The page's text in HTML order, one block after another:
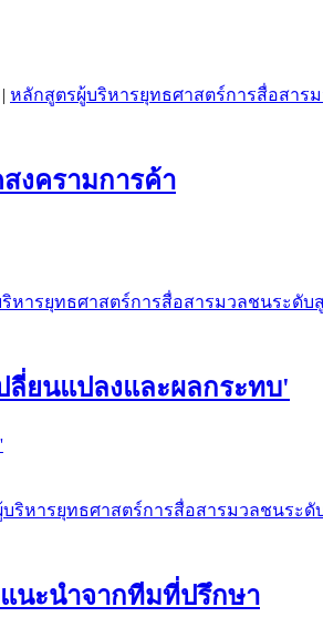
| หลักสูตรผู้บริหารยุทธศาสตร์การสื่อสาร
งครามการค้า
หารยุทธศาสตร์การสื่อสารมวลชนระดับ
ลี่ยนแปลงและผลกระทบ'
ริหารยุทธศาสตร์การสื่อสารมวลชนระดั
นะนำจากทีมที่ปรึกษา